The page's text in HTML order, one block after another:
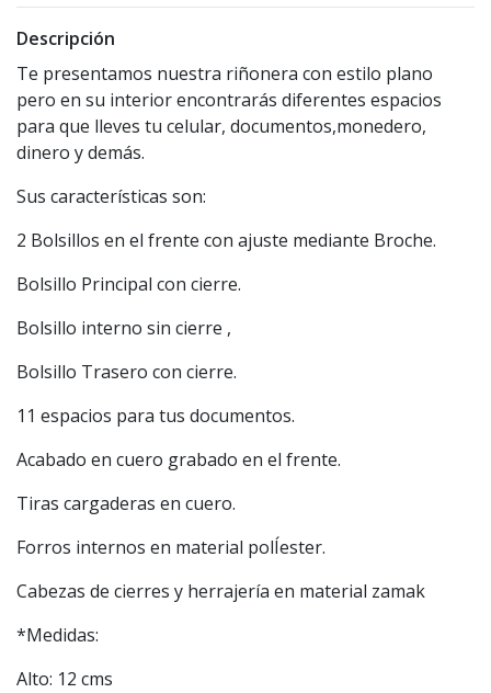
Descripción
Te presentamos nuestra riñonera con estilo plano
pero en su interior encontrarás diferentes espacios
para que lleves tu celular, documentos,monedero,
dinero y demás.
Sus características son:
2 Bolsillos en el frente con ajuste mediante Broche.
Bolsillo Principal con cierre.
Bolsillo interno sin cierre ,
Bolsillo Trasero con cierre.
11 espacios para tus documentos.
Acabado en cuero grabado en el frente.
Tiras cargaderas en cuero.
Forros internos en material polÍester.
Cabezas de cierres y herrajería en material zamak
*Medidas:
Alto: 12 cms